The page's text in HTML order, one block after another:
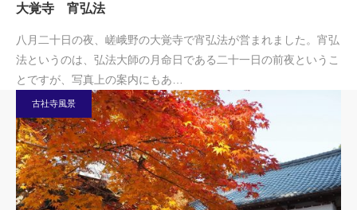
大覚寺 宵弘法
八月二十日の夜、嵯峨野の大覚寺で宵弘法が営まれました。宵弘
法というのは、弘法大師の月命日である二十一日の前夜というこ
とですが、写真上の案内にもあ…
古社寺風景